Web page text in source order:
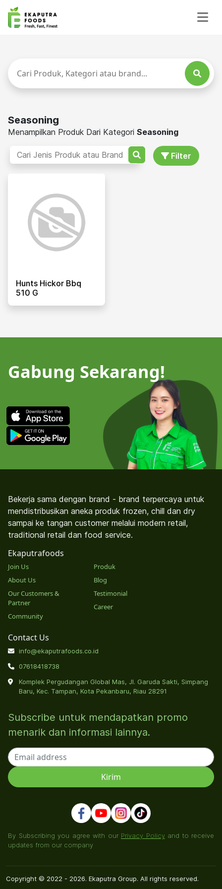
Seasoning
Menampilkan Produk Dari Kategori Seasoning
Filter
Hunts Hickor Bbq
510 G
Gabung Sekarang!
Bekerja sama dengan brand - brand terpercaya untuk
mendistribusikan aneka produk frozen, chill dan dry
sampai ke tangan customer melalui modern retail,
traditional retail dan food service.
Ekaputrafoods
Join Us
About Us
Our Customers &
Partner
Community
Produk
Blog
Testimonial
Career
Contact Us
info@ekaputrafoods.co.id
07618418738
Komplek Pergudangan Global Mas, Jl. Garuda Sakti, Simpang
Baru, Kec. Tampan, Kota Pekanbaru, Riau 28291
Subscribe untuk mendapatkan promo
menarik dan informasi lainnya.
By Subscribing you agree with our Privacy Policyand to receive
updates from our company
Copyright © 2022 - 2026. Ekaputra Group. All rights reserved.